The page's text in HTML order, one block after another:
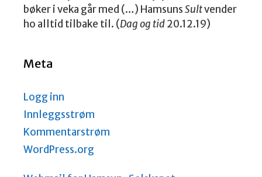
bøker i veka går med (…) HamsunsSultvender
ho alltid tilbake til. (Dag og tid20.12.19)
Meta
Logg inn
Innleggsstrøm
Kommentarstrøm
WordPress.org